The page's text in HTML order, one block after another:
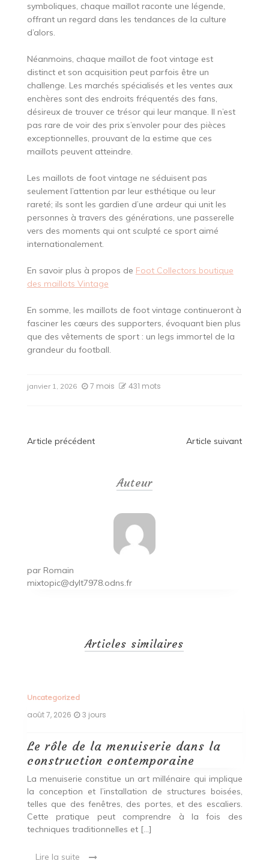
symboliques, chaque maillot raconte une légende,
offrant un regard dans les tendances de la culture
d’alors.
Néanmoins, chaque maillot de foot vintage est
distinct et son acquisition peut parfois être un
challenge. Les marchés spécialisés et les ventes aux
enchères sont des endroits fréquentés des fans,
désireux de trouver ce trésor qui leur manque. Il n’est
pas rare de voir des prix s’envoler pour des pièces
exceptionnelles, prouvant de la estime que ces
maillots peuvent atteindre.
Les maillots de foot vintage ne séduisent pas
seulement l’attention par leur esthétique ou leur
rareté; ils sont les gardien d’une ardeur qui unit les
personnes à travers des générations, une passerelle
vers des moments qui ont sculpté ce sport aimé
internationalement.
En savoir plus à propos de Foot Collectors boutique
des maillots Vintage
En somme, les maillots de foot vintage continueront à
fasciner les cœurs des supporters, évoquant bien plus
que des vêtements de sport : un legs immortel de la
grandeur du football.
janvier 1, 2026 7 mois 431 mots
Navigation
Article précédent Article suivant
Auteur
par Romain
mixtopic@dylt7978.odns.fr
Articles similaires
Uncategorized
août 7, 2026 3 jours
Le rôle de la menuiserie dans la
construction contemporaine
La menuiserie constitue un art millénaire qui implique
la conception et l’installation de structures boisées,
telles que des fenêtres, des portes, et des escaliers.
Cette pratique peut comprendre à la fois des
techniques traditionnelles et […]
Lire la suite